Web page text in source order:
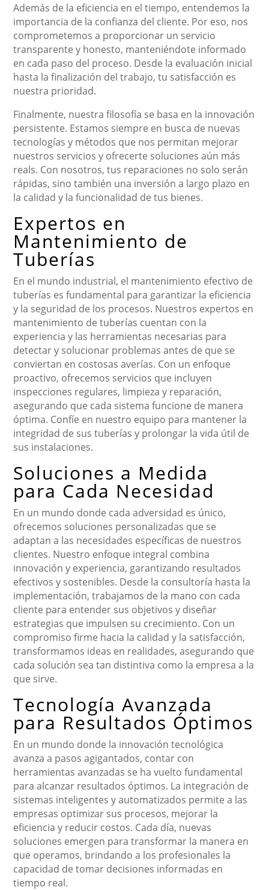
Además de la eficiencia en el tiempo, entendemos la
importancia de la confianza del cliente. Por eso, nos
comprometemos a proporcionar un servicio
transparente y honesto, manteniéndote informado
en cada paso del proceso. Desde la evaluación inicial
hasta la finalización del trabajo, tu satisfacción es
nuestra prioridad.
Finalmente, nuestra filosofía se basa en la innovación
persistente. Estamos siempre en busca de nuevas
tecnologías y métodos que nos permitan mejorar
nuestros servicios y ofrecerte soluciones aún más
reals. Con nosotros, tus reparaciones no solo serán
rápidas, sino también una inversión a largo plazo en
la calidad y la funcionalidad de tus bienes.
Expertos en
Mantenimiento de
Tuberías
En el mundo industrial, el mantenimiento efectivo de
tuberías es fundamental para garantizar la eficiencia
y la seguridad de los procesos. Nuestros expertos en
mantenimiento de tuberías cuentan con la
experiencia y las herramientas necesarias para
detectar y solucionar problemas antes de que se
conviertan en costosas averías. Con un enfoque
proactivo, ofrecemos servicios que incluyen
inspecciones regulares, limpieza y reparación,
asegurando que cada sistema funcione de manera
óptima. Confíe en nuestro equipo para mantener la
integridad de sus tuberías y prolongar la vida útil de
sus instalaciones.
Soluciones a Medida
para Cada Necesidad
En un mundo donde cada adversidad es único,
ofrecemos soluciones personalizadas que se
adaptan a las necesidades específicas de nuestros
clientes. Nuestro enfoque integral combina
innovación y experiencia, garantizando resultados
efectivos y sostenibles. Desde la consultoría hasta la
implementación, trabajamos de la mano con cada
cliente para entender sus objetivos y diseñar
estrategias que impulsen su crecimiento. Con un
compromiso firme hacia la calidad y la satisfacción,
transformamos ideas en realidades, asegurando que
cada solución sea tan distintiva como la empresa a la
que sirve.
Tecnología Avanzada
para Resultados Óptimos
En un mundo donde la innovación tecnológica
avanza a pasos agigantados, contar con
herramientas avanzadas se ha vuelto fundamental
para alcanzar resultados óptimos. La integración de
sistemas inteligentes y automatizados permite a las
empresas optimizar sus procesos, mejorar la
eficiencia y reducir costos. Cada día, nuevas
soluciones emergen para transformar la manera en
que operamos, brindando a los profesionales la
capacidad de tomar decisiones informadas en
tiempo real.